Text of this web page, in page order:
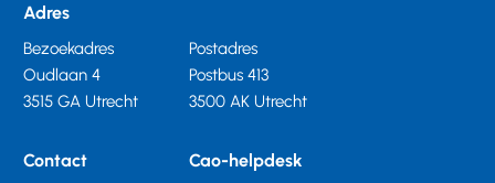
Adres
Bezoekadres
Oudlaan 4
3515 GA Utrecht
Postadres
Postbus 413
3500 AK Utrecht
Contact Cao-helpdesk